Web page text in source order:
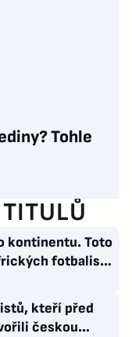
Tohle
kontinentu. Toto
fotbalistů
kteří před
českou